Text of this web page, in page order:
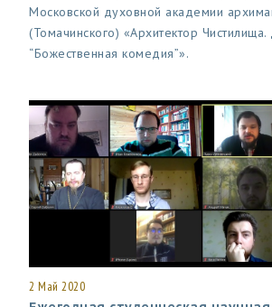
Московской духовной академии
(Томачинского) «Архитектор
“Божественная комедия”».
2 Май 2020